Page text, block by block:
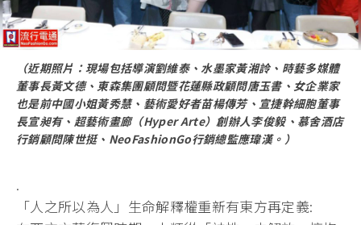
（近期照片：現場包括導演劉維泰、水墨家黃湘詅、時藝多媒體
董事長黃文德、東森集團顧問暨花蓮縣政顧問唐玉書、女企業家
也是前中國小姐黃秀慧、藝術愛好者苗楊傳芳、宣捷幹細胞董事
長宣昶有、超藝術畫廊（Hyper Arte）創辦人李俊毅、慕舍酒店
行銷顧問陳世挺、NeoFashionGo行銷總監應瑋漢。）
.
「人之所以為人」生命解釋權重新有東方再定義: